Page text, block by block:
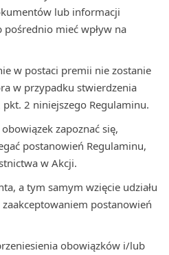
lub informacji
mieć wpływ na
w postaci premii nie zostanie
w przypadku stwierdzenia
2 niniejszego Regulaminu.
zapoznać się,
postanowień Regulaminu,
w Akcji.
a tym samym wzięcie udziału
postanowień
obowiązków i/lub